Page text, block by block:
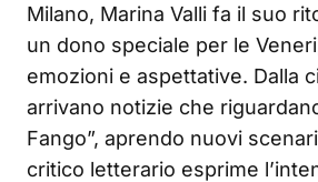
Milano, Marina Valli fa il suo
un dono speciale per le
emozioni e aspettative. Dalla
arrivano notizie che
Fango”, aprendo nuovi
critico letterario esprime